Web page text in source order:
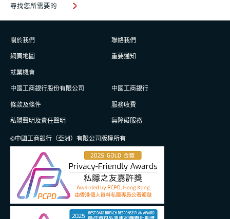
尋找您所需要的
關於我們
聯絡我們
網頁地圖
重要通知
就業機會
中國工商銀行股份有限公司
中國工商銀行
條款及條件
服務收費
私隱聲明及責任聲明
無障礙服務
©中國工商銀行（亞洲）有限公司版權所有